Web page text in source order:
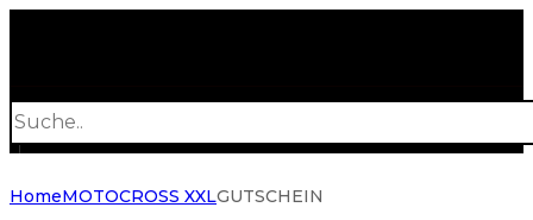
search
HomeMOTOCROSS XXLGUTSCHEIN